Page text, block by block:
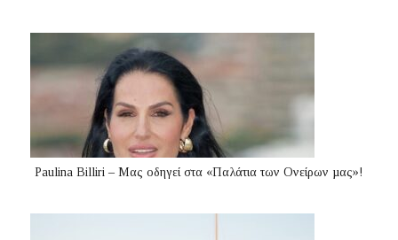
Paulina Billiri – Μας οδηγεί στα «Παλάτια των Ονείρων µας»!